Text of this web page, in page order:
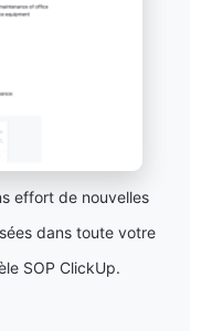
effort de nouvelles
dans toute votre
SOP ClickUp.